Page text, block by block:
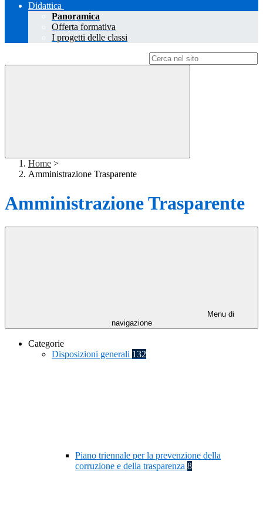
Didattica
Panoramica
Offerta formativa
I progetti delle classi
Home >
Amministrazione Trasparente
Amministrazione Trasparente
Menu di
navigazione
Categorie
Disposizioni generali 132
Piano triennale per la prevenzione della
corruzione e della trasparenza 8